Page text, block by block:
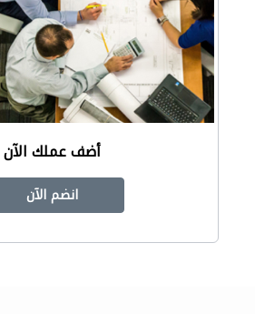
أضف عملك الآن
انضم الآن